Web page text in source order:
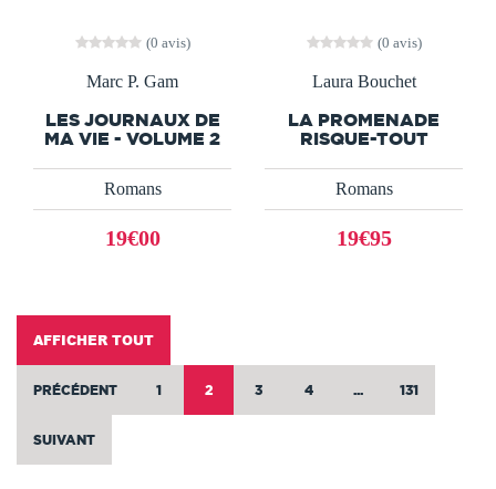
(0 avis)
Marc P. Gam
LES JOURNAUX DE
MA VIE - VOLUME 2
Romans
19€00
(0 avis)
Laura Bouchet
LA PROMENADE
RISQUE-TOUT
Romans
19€95
AFFICHER TOUT
PRÉCÉDENT 1 2 3 4 ... 131
SUIVANT